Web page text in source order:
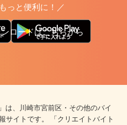
っと便利に！／
ロードはこちらから
は、川崎市宮前区・その他のバイ
サイトです。 「クリエイトバイト